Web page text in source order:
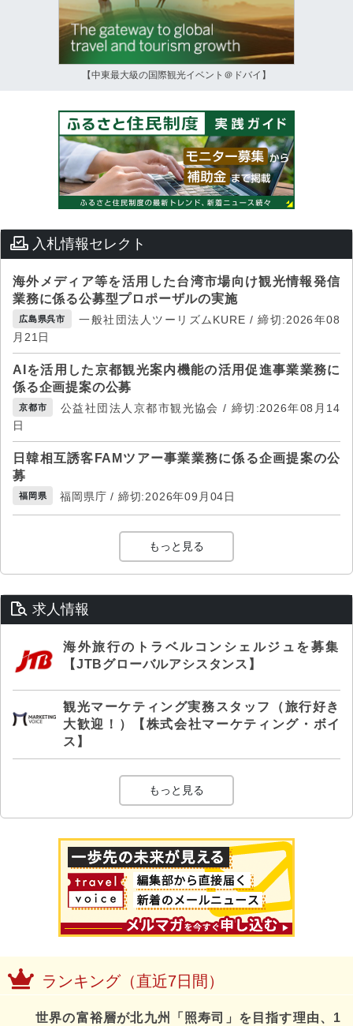
【中東最大級の国際観光イベント＠ドバイ】
入札情報セレクト
海外メディア等を活用した台湾市場向け観光情報発信
業務に係る公募型プロポーザルの実施
広島県呉市
一般社団法人ツーリズムKURE / 締切:2026年08
月21日
AIを活用した京都観光案内機能の活用促進事業業務に
係る企画提案の公募
京都市
公益社団法人京都市観光協会 / 締切:2026年08月14
日
日韓相互誘客FAMツアー事業業務に係る企画提案の公
募
福岡県 福岡県庁 / 締切:2026年09月04日
もっと見る
求人情報
海外旅行のトラベルコンシェルジュを募集
【JTBグローバルアシスタンス】
観光マーケティング実務スタッフ（旅行好き
大歓迎！）【株式会社マーケティング・ボイ
ス】
もっと見る
ランキング（直近7日間）
世界の富裕層が北九州「照寿司」を目指す理由、1